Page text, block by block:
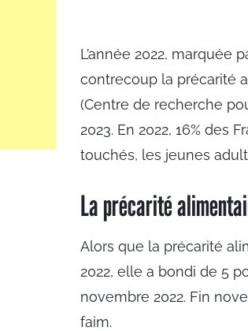
L’année 2022, marquée
contrecoup la précarité
(Centre de recherche
2023. En 2022, 16% des
touchés, les jeunes
La précarité
Alors que la précarité
2022, elle a bondi de 5
novembre 2022. Fin
faim.